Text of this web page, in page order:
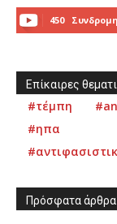
450
Επίκαιρες
#τέμπη
#ηπα
Πρόσφατα άρθρα